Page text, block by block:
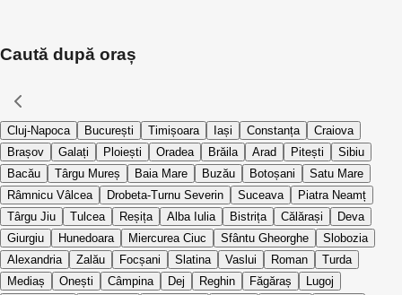
Caută după oraș
Cluj-Napoca București Timișoara Iași Constanța
Craiova
Brașov
Galați Ploiești Oradea Brăila Arad Pitești
Sibiu
Bacău
Târgu Mureș Baia Mare Buzău Botoșani
Satu Mare
Râmnicu Vâlcea
Drobeta-Turnu Severin Suceava
Piatra Neamț
Târgu Jiu
Tulcea Reșița Alba Iulia Bistrița Călărași
Deva
Giurgiu
Hunedoara Miercurea Ciuc Sfântu Gheorghe
Slobozia
Alexandria
Zalău Focșani Slatina Vaslui Roman
Turda
Mediaș
Onești Câmpina Dej Reghin Făgăraș
Lugoj